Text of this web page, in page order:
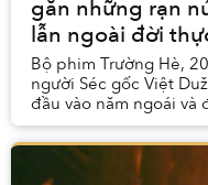
gắn những rạn
lẫn ngoài đời
Bộ phim Trường Hè,
người Séc gốc Việt
đầu vào năm ngoái và
từ giới phê bình tại